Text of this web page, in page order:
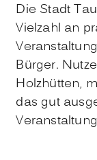
Die Stadt
Vielzahl an
Bürger.
Holzhütten,
das gut